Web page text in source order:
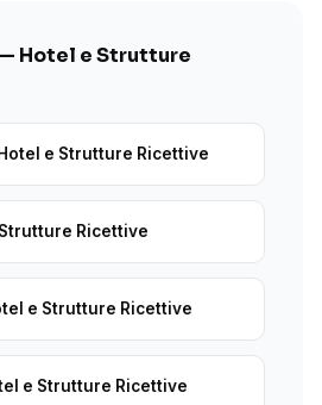
Hotel e Strutture
e Strutture Ricettive
Ricettive
e Strutture Ricettive
e Strutture Ricettive